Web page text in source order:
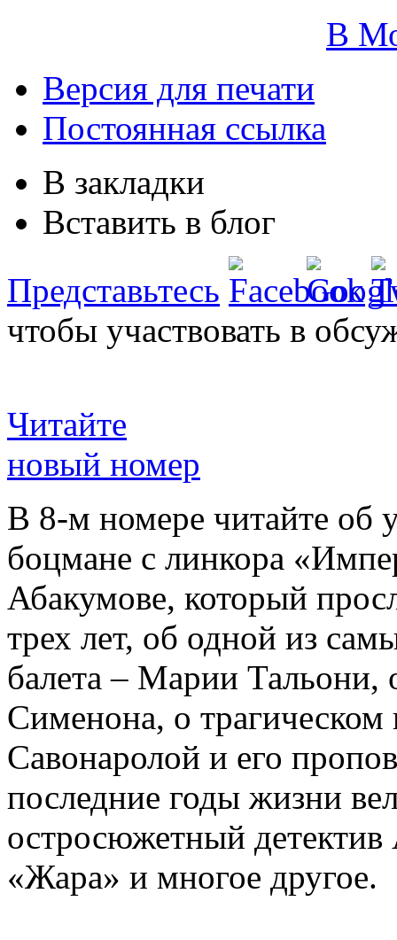
В
Версия для печати
Постоянная ссылка
В закладки
Вставить в блог
Представьтесь
чтобы участвовать в
Читайте
новый номер
В 8-м номере читайте об
боцмане с линкора
Абакумове, который
трех лет, об одной из
балета – Марии
Сименона, о трагическом
Савонаролой и его
последние годы жизни
остросюжетный детектив
«Жара» и многое другое.